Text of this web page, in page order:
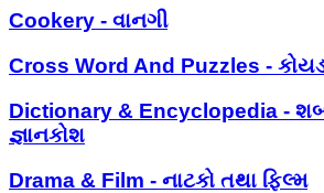
Cookery - વાનગી
Cross Word And Puzzles -
Dictionary & Encyclopedia -
જ્ઞાનકોશ
Drama & Film - નાટકો તથા ફિલ્મ